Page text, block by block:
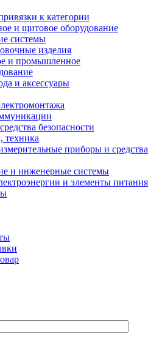
к категории
и щитовое оборудование
системы
изделия
и промышленное
и аксессуары
безопасности
техника
приборы и средства
и инженерные системы
и элементы питания